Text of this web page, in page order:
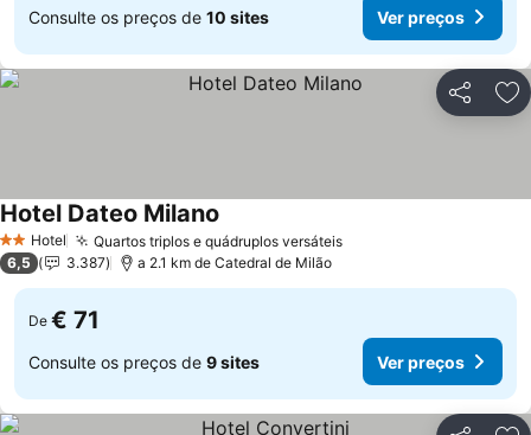
Consulte os preços de 10 sites Ver preços
Partilhar
2 Estrelas
Hotel Quartos triplos e quádruplos versáteis
Hotel Dateo Milano
6,5 3.387 a 2.1 km de Catedral de Milão
De € 71
Consulte os preços de 9 sites Ver preços